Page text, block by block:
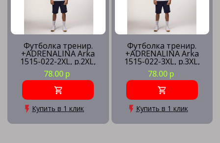
Футболка тренир.
+ADRENALINA Arka
1515-022-2XL, р.2XL,
полиэстер, хлопок,
вискоза, белый
78.00 р
Купить в 1 клик
Футболка тренир.
+ADRENALINA Arka
1515-022-3XL, р.3XL,
полиэстер, хлопок,
вискоза, белый
78.00 р
Купить в 1 клик